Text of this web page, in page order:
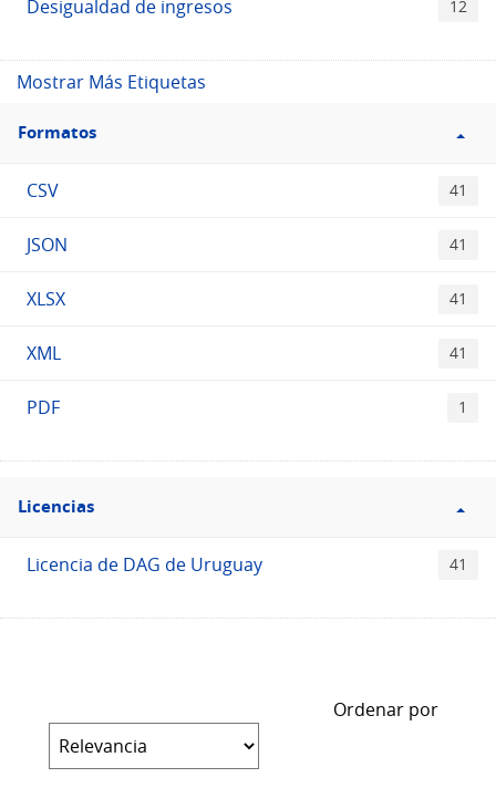
Desigualdad de ingresos 12
Mostrar Más Etiquetas
Filtro
Formatos
Formatos
CSV 41
JSON 41
XLSX 41
XML 41
PDF 1
Filtro
Licencias
Licencias
Licencia de DAG de Uruguay 41
Ordenar por